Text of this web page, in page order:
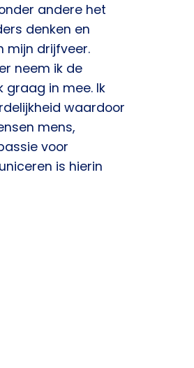
andere het
denken en
mijn drijfveer.
neem ik de
graag in mee. Ik
waardoor
mens,
voor
is hierin